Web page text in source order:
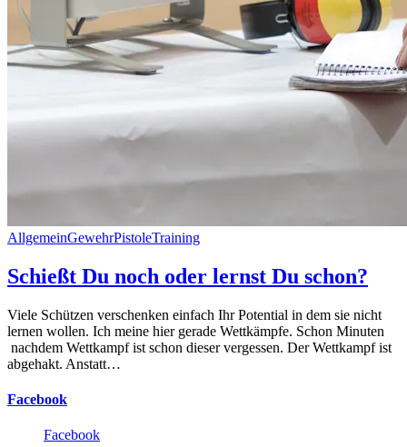
AllgemeinGewehrPistoleTraining
Schießt Du noch oder lernst Du schon?
Viele Schützen verschenken einfach Ihr Potential in dem sie nicht
lernen wollen. Ich meine hier gerade Wettkämpfe. Schon Minuten
nachdem Wettkampf ist schon dieser vergessen. Der Wettkampf ist
abgehakt. Anstatt…
Facebook
Facebook